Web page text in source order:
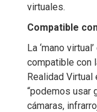
virtuales.
Compatible
La ‘mano
compatible con
Realidad
“podemos usar
cámaras,